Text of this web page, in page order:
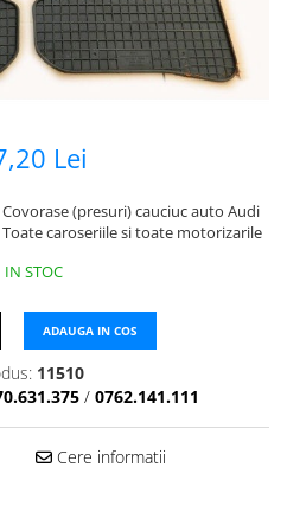
Lei
(presuri) cauciuc auto Audi
caroseriile si toate motorizarile
IN STOC
ADAUGA IN COS
11510
/ 0762.141.111
Cere informatii